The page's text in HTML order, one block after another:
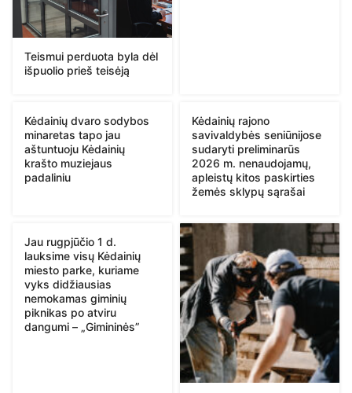
Teismui perduota byla dėl
išpuolio prieš teisėją
Kėdainių dvaro sodybos
minaretas tapo jau
aštuntuoju Kėdainių
krašto muziejaus
padaliniu
Kėdainių rajono
savivaldybės seniūnijose
sudaryti preliminarūs
2026 m. nenaudojamų,
apleistų kitos paskirties
žemės sklypų sąrašai
Jau rugpjūčio 1 d.
lauksime visų Kėdainių
miesto parke, kuriame
vyks didžiausias
nemokamas giminių
piknikas po atviru
dangumi – „Gimininės”